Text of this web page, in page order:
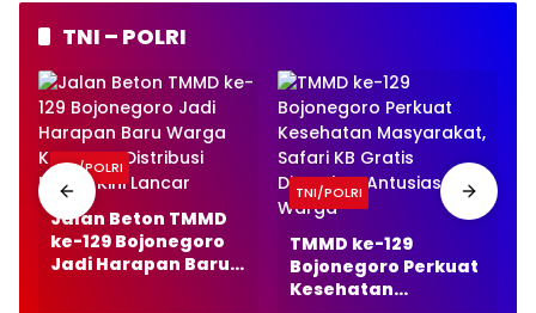
TNI – POLRI
TNI/POLRI
Jalan Beton TMMD
ke-129 Bojonegoro
Jadi Harapan Baru
TNI/POLRI
TMMD ke-129
Bojonegoro Perkuat
Kesehatan